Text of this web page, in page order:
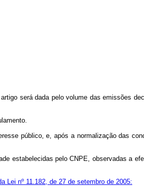
será dada pelo volume das emissões
público, e, após a normalização das
estabelecidas pelo CNPE, observadas a
Lei nº 11.182, de 27 de setembro de 2005: